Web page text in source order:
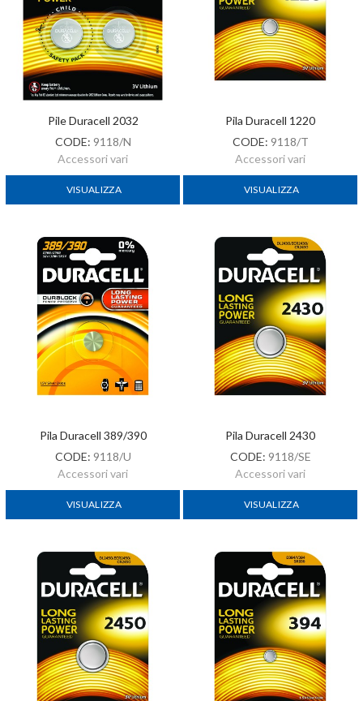
Pile Duracell 2032
CODE: 9118/N
Accessori vari
VISUALIZZA
Pila Duracell 1220
CODE: 9118/T
Accessori vari
VISUALIZZA
Pila Duracell 389/390
CODE: 9118/U
Accessori vari
VISUALIZZA
Pila Duracell 2430
CODE: 9118/SE
Accessori vari
VISUALIZZA